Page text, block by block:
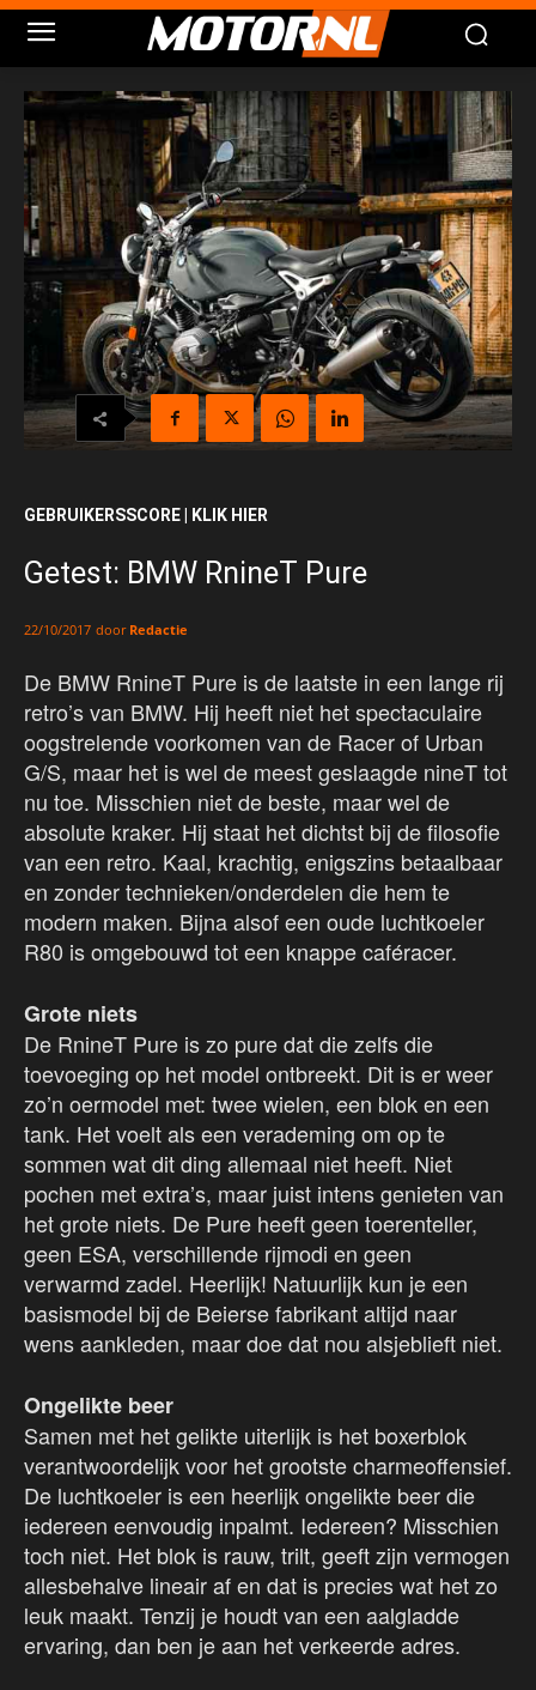
GEBRUIKERSSCORE | KLIK HIER
Getest: BMW RnineT Pure
22/10/2017 door Redactie
De BMW RnineT Pure is de laatste in een lange rij
retro’s van BMW. Hij heeft niet het spectaculaire
oogstrelende voorkomen van de Racer of Urban
G/S, maar het is wel de meest geslaagde nineT tot
nu toe. Misschien niet de beste, maar wel de
absolute kraker. Hij staat het dichtst bij de filosofie
van een retro. Kaal, krachtig, enigszins betaalbaar
en zonder technieken/onderdelen die hem te
modern maken. Bijna alsof een oude luchtkoeler
R80 is omgebouwd tot een knappe caféracer.
Grote niets
De RnineT Pure is zo pure dat die zelfs die
toevoeging op het model ontbreekt. Dit is er weer
zo’n oermodel met: twee wielen, een blok en een
tank. Het voelt als een verademing om op te
sommen wat dit ding allemaal niet heeft. Niet
pochen met extra’s, maar juist intens genieten van
het grote niets. De Pure heeft geen toerenteller,
geen ESA, verschillende rijmodi en geen
verwarmd zadel. Heerlijk! Natuurlijk kun je een
basismodel bij de Beierse fabrikant altijd naar
wens aankleden, maar doe dat nou alsjeblieft niet.
Ongelikte beer
Samen met het gelikte uiterlijk is het boxerblok
verantwoordelijk voor het grootste charmeoffensief.
De luchtkoeler is een heerlijk ongelikte beer die
iedereen eenvoudig inpalmt. Iedereen? Misschien
toch niet. Het blok is rauw, trilt, geeft zijn vermogen
allesbehalve lineair af en dat is precies wat het zo
leuk maakt. Tenzij je houdt van een aalgladde
ervaring, dan ben je aan het verkeerde adres.